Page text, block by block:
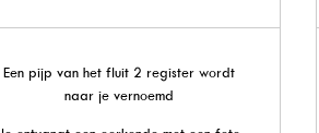
Een pijp van het fluit 2 register wordt
naar je vernoemd